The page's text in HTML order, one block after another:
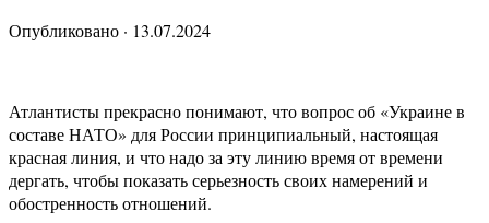
Опубликовано · 13.07.2024
Атлантисты прекрасно понимают, что вопрос об «Украине в
составе НАТО» для России принципиальный, настоящая
красная линия, и что надо за эту линию время от времени
дергать, чтобы показать серьезность своих намерений и
обостренность отношений.